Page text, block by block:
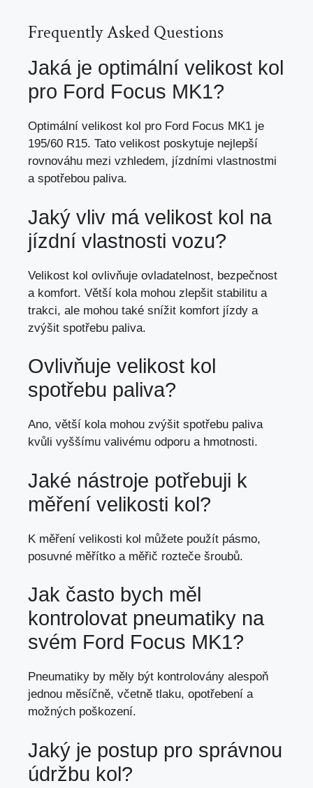
Frequently Asked Questions
Jaká je optimální velikost kol
pro Ford Focus MK1?
Optimální velikost kol pro Ford Focus MK1 je
195/60 R15. Tato velikost poskytuje nejlepší
rovnováhu mezi vzhledem, jízdními vlastnostmi
a spotřebou paliva.
Jaký vliv má velikost kol na
jízdní vlastnosti vozu?
Velikost kol ovlivňuje ovladatelnost, bezpečnost
a komfort. Větší kola mohou zlepšit stabilitu a
trakci, ale mohou také snížit komfort jízdy a
zvýšit spotřebu paliva.
Ovlivňuje velikost kol
spotřebu paliva?
Ano, větší kola mohou zvýšit spotřebu paliva
kvůli vyššímu valivému odporu a hmotnosti.
Jaké nástroje potřebuji k
měření velikosti kol?
K měření velikosti kol můžete použít pásmo,
posuvné měřítko a měřič rozteče šroubů.
Jak často bych měl
kontrolovat pneumatiky na
svém Ford Focus MK1?
Pneumatiky by měly být kontrolovány alespoň
jednou měsíčně, včetně tlaku, opotřebení a
možných poškození.
Jaký je postup pro správnou
údržbu kol?